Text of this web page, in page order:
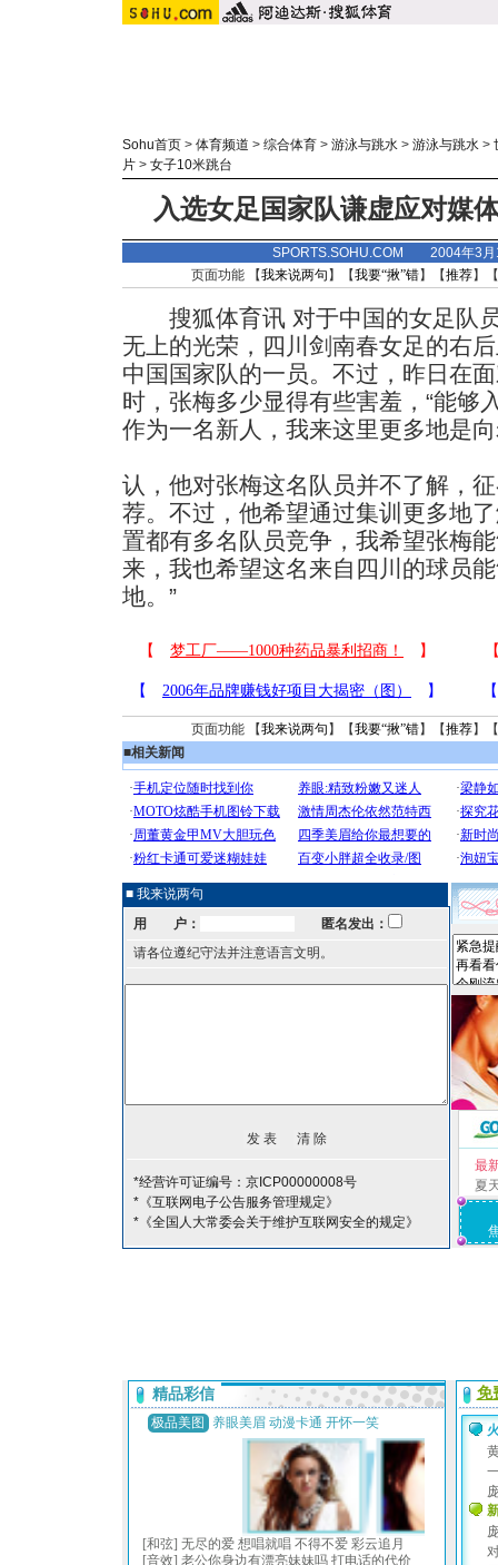
Sohu首页 > 体育频道 > 综合体育 > 游泳与跳水 > 游泳与跳水 >
片 > 女子10米跳台
入选女足国家队谦虚应对媒
SPORTS.SOHU.COM 2004年3
页面功能 【我来说两句 】【我要“揪”错】【推荐】
搜狐体育讯 对于中国的女足队
无上的光荣，四川剑南春女足的右
中国国家队的一员。不过，昨日在
时，张梅多少显得有些害羞，“能够
作为一名新人，我来这里更多地是
认，他对张梅这名队员并不了解，
荐。不过，他希望通过集训更多地
置都有多名队员竞争，我希望张梅
来，我也希望这名来自四川的球员
地。”
页面功能 【我来说两句 】【我要“揪”错】【推荐】
■相关新闻
■ 我来说两句
用 户：
匿名发出：
请各位遵纪守法并注意语言文明。
*经营许可证编号：京ICP00000008号
*《互联网电子公告服务管理规定》
*《全国人大常委会关于维护互联网安全的规定》
最
夏